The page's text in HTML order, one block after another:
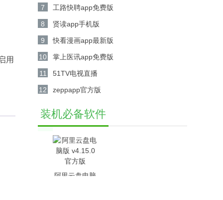
用
7 工路快聘app免费版
8 贤读app手机版
9 快看漫画app最新版
10 掌上医讯app免费版
11 51TV电视直播
12 zeppapp官方版
装机必备软件
阿里云盘电脑